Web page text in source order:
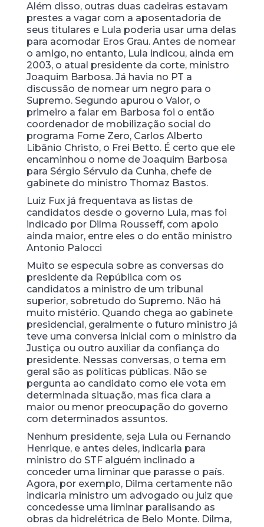
Além disso, outras duas cadeiras estavam
prestes a vagar com a aposentadoria de
seus titulares e Lula poderia usar uma delas
para acomodar Eros Grau. Antes de nomear
o amigo, no entanto, Lula indicou, ainda em
2003, o atual presidente da corte, ministro
Joaquim Barbosa. Já havia no PT a
discussão de nomear um negro para o
Supremo. Segundo apurou o Valor, o
primeiro a falar em Barbosa foi o então
coordenador de mobilização social do
programa Fome Zero, Carlos Alberto
Libânio Christo, o Frei Betto. É certo que ele
encaminhou o nome de Joaquim Barbosa
para Sérgio Sérvulo da Cunha, chefe de
gabinete do ministro Thomaz Bastos.
Luiz Fux já frequentava as listas de
candidatos desde o governo Lula, mas foi
indicado por Dilma Rousseff, com apoio
ainda maior, entre eles o do então ministro
Antonio Palocci
Muito se especula sobre as conversas do
presidente da República com os
candidatos a ministro de um tribunal
superior, sobretudo do Supremo. Não há
muito mistério. Quando chega ao gabinete
presidencial, geralmente o futuro ministro já
teve uma conversa inicial com o ministro da
Justiça ou outro auxiliar da confiança do
presidente. Nessas conversas, o tema em
geral são as políticas públicas. Não se
pergunta ao candidato como ele vota em
determinada situação, mas fica clara a
maior ou menor preocupação do governo
com determinados assuntos.
Nenhum presidente, seja Lula ou Fernando
Henrique, e antes deles, indicaria para
ministro do STF alguém inclinado a
conceder uma liminar que parasse o país.
Agora, por exemplo, Dilma certamente não
indicaria ministro um advogado ou juiz que
concedesse uma liminar paralisando as
obras da hidrelétrica de Belo Monte. Dilma,